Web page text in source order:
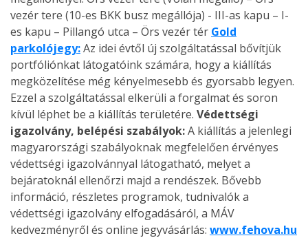
vezér tere (10-es BKK busz megállója) - III-as kapu – I-
es kapu – Pillangó utca – Örs vezér tér Gold
parkolójegy:Az idei évtől új szolgáltatással bővítjük
portfóliónkat látogatóink számára, hogy a kiállítás
megközelítése még kényelmesebb és gyorsabb legyen.
Ezzel a szolgáltatással elkerüli a forgalmat és soron
kívül léphet be a kiállítás területére. Védettségi
igazolvány, belépési szabályok:A kiállítás a jelenlegi
magyarországi szabályoknak megfelelően érvényes
védettségi igazolvánnyal látogatható, melyet a
bejáratoknál ellenőrzi majd a rendészek. Bővebb
információ, részletes programok, tudnivalók a
védettségi igazolvány elfogadásáról, a MÁV
kedvezményről és online jegyvásárlás: www.fehova.hu